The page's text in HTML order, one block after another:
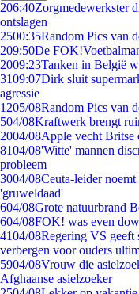
206:40Zorgmedewerkster
ontslagen
2500:35Random Pics van
209:50De
2009:23Tanken in België
3109:07Dirk sluit
agressie
1205/08Random Pics van
504/08Kraftwerk brengt
2004/08Apple vecht Britse
8104/08'Witte' mannen
probleem
3004/08Ceuta-leider
'gruweldaad'
604/08Grote natuurbrand
604/08FOK! was even
4104/08Regering VS geeft
verbergen voor ouders
5904/08Vrouw die
Afghaanse asielzoeker